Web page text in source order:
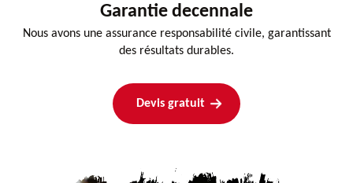
Garantie decennale
Nous avons une assurance responsabilité civile, garantissant
des résultats durables.
Devis gratuit